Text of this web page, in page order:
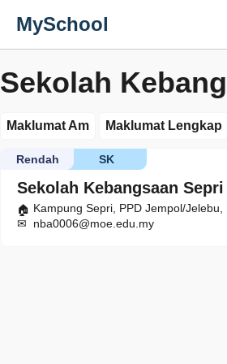
MySchool
Sekolah
Maklumat Am Maklumat Lengkap
Sekolah Kebangsaan Sepri
SK
Rendah
Kampung Sepri, PPD Jempol/Jelebu,
nba0006@moe.edu.my